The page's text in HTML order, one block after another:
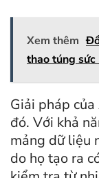
Xem thêm
thao túng
Giải pháp
đó. Với khả
mảng dữ liệu
do họ tạo ra